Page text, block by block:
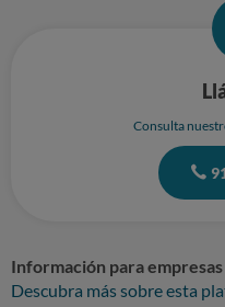
Consulta
Información para empresas
Descubra más sobre esta